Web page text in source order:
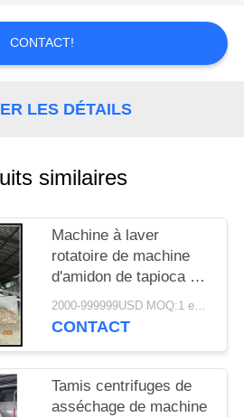
CONTACT!
LES DÉTAILS
similaires
Machine à laver
rotatoire de machine
d'amidon de tapioca de
grande
capacité/tambour
2000-999999USD MOQ:1 ensemble
CONTACT
Tamis centrifuges de
asséchage de machine